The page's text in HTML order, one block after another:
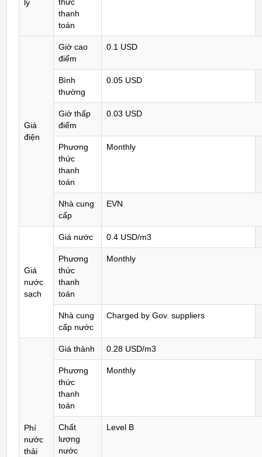
lý
thanh
toán
Giá
điện
Giờ cao
điểm
0.1 USD
Bình
thường
0.05 USD
Giờ thấp
điểm
0.03 USD
Phương
thức
thanh
toán
Monthly
Nhà cung
cấp
EVN
Giá
nước
sạch
Giá nước 0.4 USD/m3
Phương
thức
thanh
toán
Monthly
Nhà cung
cấp nước
Charged by Gov. suppliers
Phí
nước
thải
Giá thành 0.28 USD/m3
Phương
thức
thanh
toán
Monthly
Chất
lượng
nước
Level B